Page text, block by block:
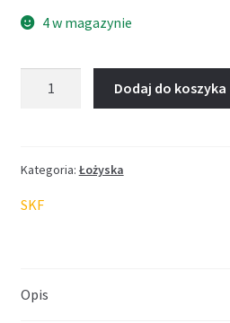
4 w magazynie
Dodaj do koszyka
Kategoria: Łożyska
SKF
Opis